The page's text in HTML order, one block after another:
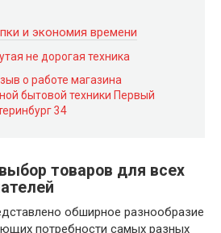
и экономия времени
не дорогая техника
о работе магазина
бытовой техники Первый
34
товаров для всех
обширное разнообразие
потребности самых разных